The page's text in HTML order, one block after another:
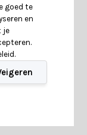
goed te
en
je